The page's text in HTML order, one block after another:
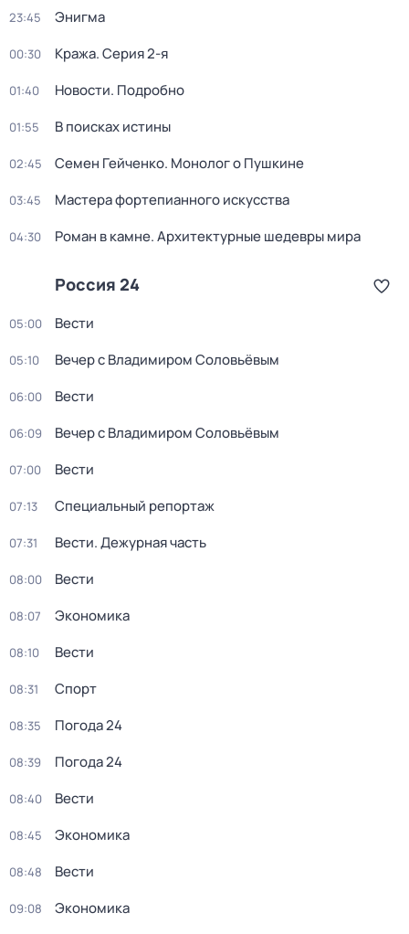
23:45 Энигма
00:30 Кража. Серия 2-я
01:40 Новости. Подробно
01:55 В поисках истины
02:45 Семен Гейченко. Монолог о Пушкине
03:45 Мастера фортепианного искусства
04:30 Роман в камне. Архитектурные шедевры мира
Россия 24
05:00 Вести
05:10 Вечер с Владимиром Соловьёвым
06:00 Вести
06:09 Вечер с Владимиром Соловьёвым
07:00 Вести
07:13 Специальный репортаж
07:31 Вести. Дежурная часть
08:00 Вести
08:07 Экономика
08:10 Вести
08:31 Спорт
08:35 Погода 24
08:39 Погода 24
08:40 Вести
08:45 Экономика
08:48 Вести
09:08 Экономика